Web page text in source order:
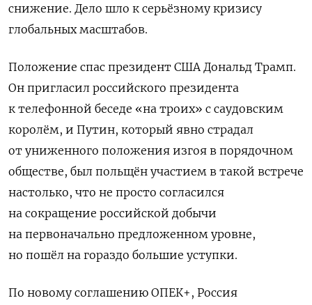
снижение. Дело шло к серьёзному кризису
глобальных масштабов.
Положение спас президент США Дональд Трамп.
Он пригласил российского президента
к телефонной беседе «на троих» с саудовским
королём, и Путин, который явно страдал
от униженного положения изгоя в порядочном
обществе, был польщён участием в такой встрече
настолько, что не просто согласился
на сокращение российской добычи
на первоначально предложенном уровне,
но пошёл на гораздо большие уступки.
По новому соглашению ОПЕК+, Россия